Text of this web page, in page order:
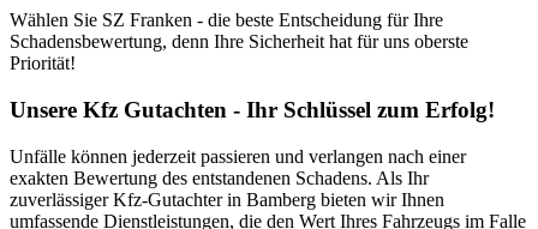
Wählen Sie SZ Franken - die beste Entscheidung für Ihre
Schadensbewertung, denn Ihre Sicherheit hat für uns oberste
Priorität!
Unsere Kfz Gutachten - Ihr Schlüssel zum Erfolg!
Unfälle können jederzeit passieren und verlangen nach einer
exakten Bewertung des entstandenen Schadens. Als Ihr
zuverlässiger Kfz-Gutachter in Bamberg bieten wir Ihnen
umfassende Dienstleistungen, die den Wert Ihres Fahrzeugs im Falle